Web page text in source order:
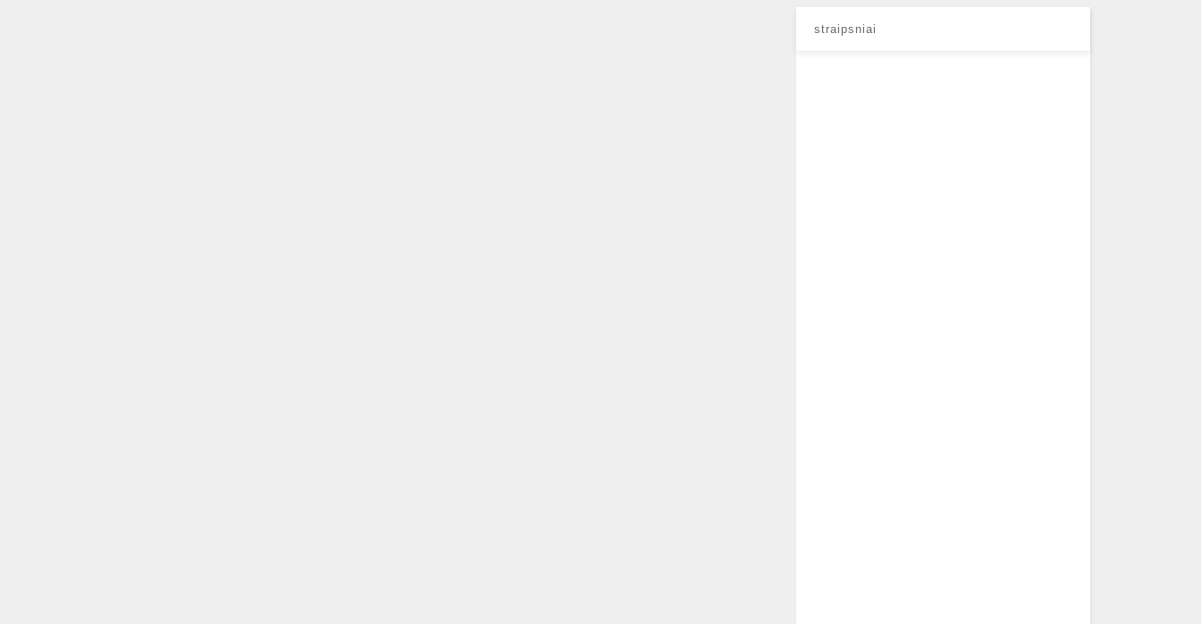
straipsniai